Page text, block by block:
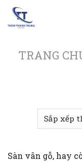
Skip
content
TRANG
Sàn vân gỗ, hay